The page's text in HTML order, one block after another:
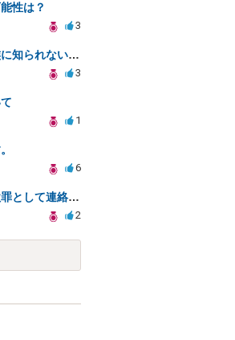
性は？
3
書類送検後の対応と家族に知られないための手続きについて相談
3
1
6
警察から口座作りの詐欺罪として連絡が来ました。
2